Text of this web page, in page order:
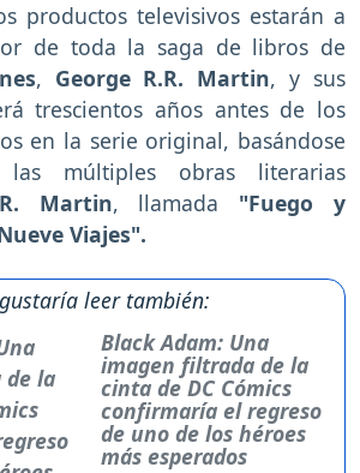
productos televisivos estarán a
de toda la saga de libros de
, George R.R. Martin, y sus
trescientos años antes de los
en la serie original, basándose
múltiples obras literarias
Martin, llamada "Fuego y
Viajes".
leer también:
Black Adam: Una
imagen filtrada de la
cinta de DC Cómics
confirmaría el regreso
de uno de los héroes
más esperados